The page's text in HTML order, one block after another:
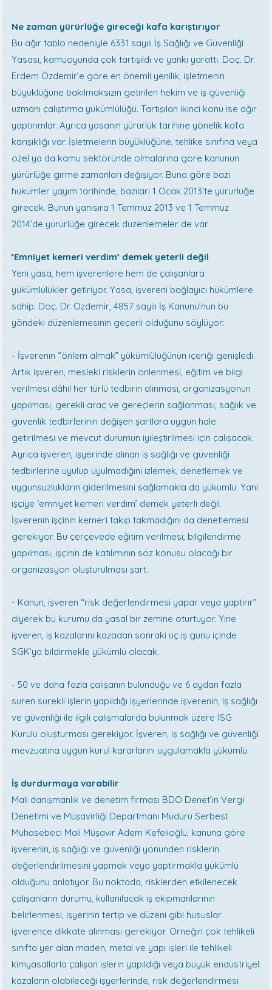
Ne zaman yürürlüğe gireceği kafa karıştırıyor
Bu ağır tablo nedeniyle 6331 sayılı İş Sağlığı ve Güvenliği
Yasası, kamuoyunda çok tartışıldı ve yankı yarattı. Doç. Dr.
Erdem Özdemir’e göre en önemli yenilik, işletmenin
büyüklüğüne bakılmaksızın getirilen hekim ve iş güvenliği
uzmanı çalıştırma yükümlülüğü. Tartışılan ikinci konu ise ağır
yaptırımlar. Ayrıca yasanın yürürlük tarihine yönelik kafa
karışıklığı var. İşletmelerin büyüklüğüne, tehlike sınıfına veya
özel ya da kamu sektöründe olmalarına göre kanunun
yürürlüğe girme zamanları değişiyor. Buna göre bazı
hükümler yayım tarihinde, bazıları 1 Ocak 2013’te yürürlüğe
girecek. Bunun yanısıra 1 Temmuz 2013 ve 1 Temmuz
2014’de yürürlüğe girecek düzenlemeler de var.
‘Emniyet kemeri verdim’ demek yeterli değil
Yeni yasa, hem işverenlere hem de çalışanlara
yükümlülükler getiriyor. Yasa, işvereni bağlayıcı hükümlere
sahip. Doç. Dr. Özdemir, 4857 sayılı İş Kanunu’nun bu
yöndeki düzenlemesinin geçerli olduğunu söylüyor:
- İşverenin “önlem almak” yükümlülüğünün içeriği genişledi.
Artık işveren, mesleki risklerin önlenmesi, eğitim ve bilgi
verilmesi dâhil her türlü tedbirin alınması, organizasyonun
yapılması, gerekli araç ve gereçlerin sağlanması, sağlık ve
güvenlik tedbirlerinin değişen şartlara uygun hale
getirilmesi ve mevcut durumun iyileştirilmesi için çalışacak.
Ayrıca işveren, işyerinde alınan iş sağlığı ve güvenliği
tedbirlerine uyulup uyulmadığını izlemek, denetlemek ve
uygunsuzlukların giderilmesini sağlamakla da yükümlü. Yani
işçiye ‘emniyet kemeri verdim’ demek yeterli değil.
İşverenin işçinin kemeri takıp takmadığını da denetlemesi
gerekiyor. Bu çerçevede eğitim verilmesi, bilgilendirme
yapılması, işçinin de katılımının söz konusu olacağı bir
organizasyon oluşturulması şart.
- Kanun, işveren “risk değerlendirmesi yapar veya yaptırır”
diyerek bu kurumu da yasal bir zemine oturtuyor. Yine
işveren, iş kazalarını kazadan sonraki üç iş günü içinde
SGK’ya bildirmekle yükümlü olacak.
- 50 ve daha fazla çalışanın bulunduğu ve 6 aydan fazla
süren sürekli işlerin yapıldığı işyerlerinde işverenin, iş sağlığı
ve güvenliği ile ilgili çalışmalarda bulunmak üzere İSG
Kurulu oluşturması gerekiyor. İşveren, iş sağlığı ve güvenliği
mevzuatına uygun kurul kararlarını uygulamakla yükümlü.
İş durdurmaya varabilir
Mali danışmanlık ve denetim firması BDO Denet’in Vergi
Denetimi ve Müşavirliği Departmanı Müdürü Serbest
Muhasebeci Mali Müşavir Adem Kefelioğlu, kanuna göre
işverenin, iş sağlığı ve güvenliği yönünden risklerin
değerlendirilmesini yapmak veya yaptırmakla yükümlü
olduğunu anlatıyor. Bu noktada, risklerden etkilenecek
çalışanların durumu, kullanılacak iş ekipmanlarının
belirlenmesi, işyerinin tertip ve düzeni gibi hususlar
işverence dikkate alınması gerekiyor. Örneğin çok tehlikeli
sınıfta yer alan maden, metal ve yapı işleri ile tehlikeli
kimyasallarla çalışan işlerin yapıldığı veya büyük endüstriyel
kazaların olabileceği işyerlerinde, risk değerlendirmesi